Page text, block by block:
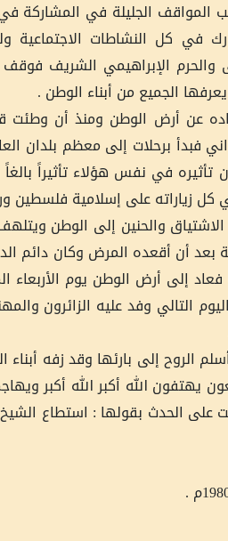
في كل النشاطات
والحرم الإبراهيمي الشريف
الجميع من أبناء الوطن .
عن أرض الوطن ومنذ أن
فبدأ برحلات إلى معظم بلدان
في نفس هؤلاء تأثيراً
زياراته على إسلامية فلسطين
والحنين إلى الوطن
بعد أن أقعده المرض وكان دائم
التالي وفد عليه الزائرون
الروح إلى بارئها وقد زفه
يهتفون الله أكبر الله أكبر
على الحدث بقولها : استطاع